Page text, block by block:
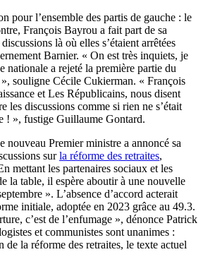
pour l’ensemble des partis de gauche : le
François Bayrou a fait part de sa
là où elles s’étaient arrêtées
Barnier. « On est très inquiets, je
nationale a rejeté la première partie du
souligne Cécile Cukierman. « François
et Les Républicains, nous disent
les discussions comme si rien ne s’était
! », fustige Guillaume Gontard.
nouveau Premier ministre a annoncé sa
surla réforme des retraites,
mettant les partenaires sociaux et les
la table, il espère aboutir à une nouvelle
». L’absence d’accord acterait
initiale, adoptée en 2023 grâce au 49.3.
c’est de l’enfumage », dénonce Patrick
et communistes sont unanimes :
de la réforme des retraites, le texte actuel